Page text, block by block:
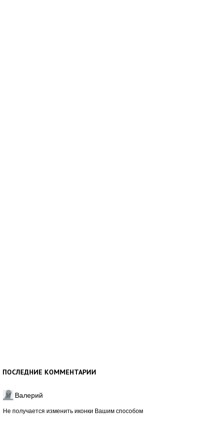
ПОСЛЕДНИЕ КОММЕНТАРИИ
Валерий
Не получается изменить иконки Вашим способом